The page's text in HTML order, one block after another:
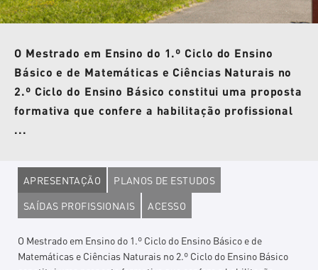
O Mestrado em Ensino do 1.º Ciclo do Ensino
Básico e de Matemáticas e Ciências Naturais no
2.º Ciclo do Ensino Básico constitui uma proposta
formativa que confere a habilitação profissional
...
APRESENTAÇÃO
PLANOS DE ESTUDOS
SAÍDAS PROFISSIONAIS
ACESSO
O Mestrado em Ensino do 1.º Ciclo do Ensino Básico e de
Matemáticas e Ciências Naturais no 2.º Ciclo do Ensino Básico